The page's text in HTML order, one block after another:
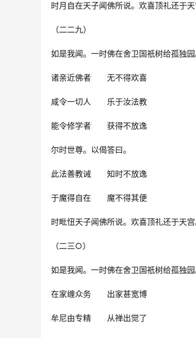
时月自在天子闻佛所说。欢喜顶礼还于天
（二二九）
如是我闻。一时佛在舍卫国祇树给孤独
诸亲近佛者　　无不得欢喜
咸令一切人　　乐于汝法教
能令修学者　　获得不放逸
尔时世尊。以偈答曰。
此法善教诫　　知时不放逸
于魔得自在　　魔不得其便
时毗忸天子闻佛所说。欢喜顶礼还于天宫
（二三○）
如是我闻。一时佛在舍卫国祇树给孤独
在家缠众务　　出家甚宽博
牟尼由专精　　从禅出觉了